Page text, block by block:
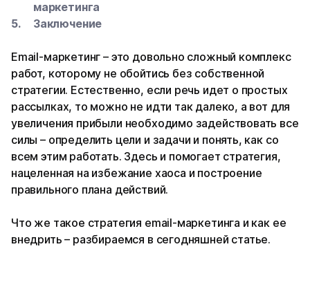
маркетинга
Заключение
Email-маркетинг – это довольно сложный комплекс
работ, которому не обойтись без собственной
стратегии. Естественно, если речь идет о простых
рассылках, то можно не идти так далеко, а вот для
увеличения прибыли необходимо задействовать все
силы – определить цели и задачи и понять, как со
всем этим работать. Здесь и помогает стратегия,
нацеленная на избежание хаоса и построение
правильного плана действий.
Что же такое стратегия email-маркетинга и как ее
внедрить – разбираемся в сегодняшней статье.